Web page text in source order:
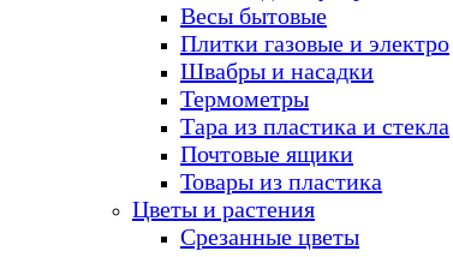
Весы бытовые
Плитки газовые и электро
Швабры и насадки
Термометры
Тара из пластика и стекла
Почтовые ящики
Товары из пластика
Цветы и растения
Срезанные цветы